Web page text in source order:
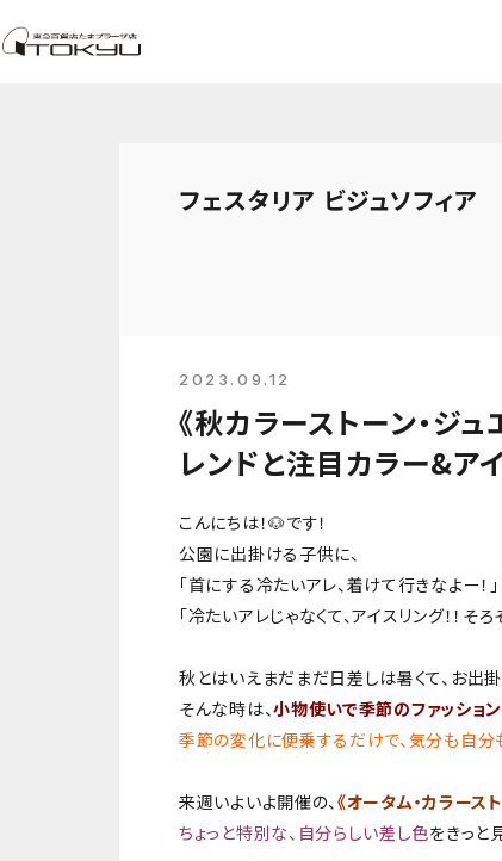
フェスタリア ビジュソフィア
2023.09.12
《秋カラーストーン・ジ
レンドと注目カラー&ア
こんにちは！🐶です！
公園に出掛ける子供に、
「首にする冷たいアレ、着けて行きなよー！
「冷たいアレじゃなくて、アイスリング！！そ
秋とはいえまだまだ日差しは暑くて、お出
そんな時は、小物使いで季節のファッショ
季節の変化に便乗するだけで、気分も自
来週いよいよ開催の、《オータム・カラース
ちょっと特別な、自分らしい差し色をきっと